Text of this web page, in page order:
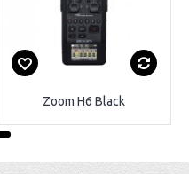
Zoom H6 Black